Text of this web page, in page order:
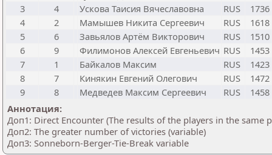
3
4 Ускова Таисия Вячеславовна RUS
1736
4
2 Мамышев Никита Сергеевич RUS
1618
5
6 Завьялов Артём Викторович RUS
1510
6
9 Филимонов Алексей Евгеньевич RUS
1453
7
1 Байкалов Максим RUS
1423
8
7 Кинякин Евгений Олегович RUS
1472
9
8 Медведев Максим Сергеевич RUS
1458
Аннотация:
Доп1: Direct Encounter (The results of the players in the same
Доп2: The greater number of victories (variable)
Доп3: Sonneborn-Berger-Tie-Break variable